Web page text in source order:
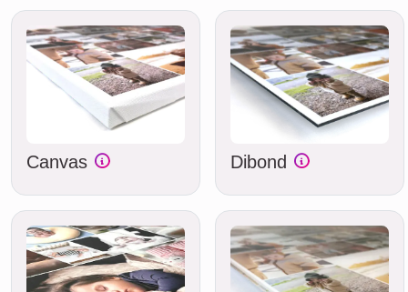
Canvas Dibond